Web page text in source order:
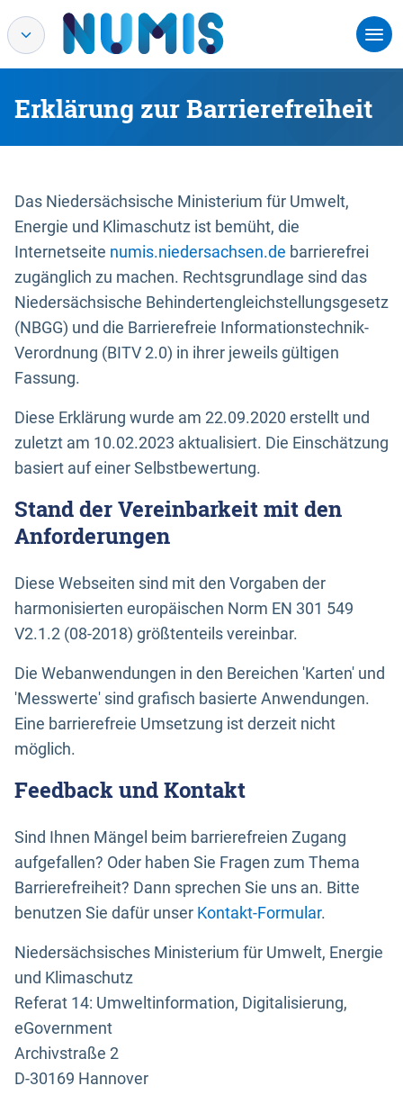
Erklärung zur Barrierefreiheit
Das Niedersächsische Ministerium für Umwelt,
Energie und Klimaschutz ist bemüht, die
Internetseite numis.niedersachsen.de barrierefrei
zugänglich zu machen. Rechtsgrundlage sind das
Niedersächsische Behindertengleichstellungsgesetz
(NBGG) und die Barrierefreie Informationstechnik-
Verordnung (BITV 2.0) in ihrer jeweils gültigen
Fassung.
Diese Erklärung wurde am 22.09.2020 erstellt und
zuletzt am 10.02.2023 aktualisiert. Die Einschätzung
basiert auf einer Selbstbewertung.
Stand der Vereinbarkeit mit den
Anforderungen
Diese Webseiten sind mit den Vorgaben der
harmonisierten europäischen Norm EN 301 549
V2.1.2 (08-2018) größtenteils vereinbar.
Die Webanwendungen in den Bereichen 'Karten' und
'Messwerte' sind grafisch basierte Anwendungen.
Eine barrierefreie Umsetzung ist derzeit nicht
möglich.
Feedback und Kontakt
Sind Ihnen Mängel beim barrierefreien Zugang
aufgefallen? Oder haben Sie Fragen zum Thema
Barrierefreiheit? Dann sprechen Sie uns an. Bitte
benutzen Sie dafür unser Kontakt-Formular.
Niedersächsisches Ministerium für Umwelt, Energie
und Klimaschutz
Referat 14: Umweltinformation, Digitalisierung,
eGovernment
Archivstraße 2
D-30169 Hannover